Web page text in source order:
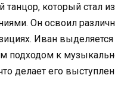
который стал
Он освоил
Иван
подходом к
делает его